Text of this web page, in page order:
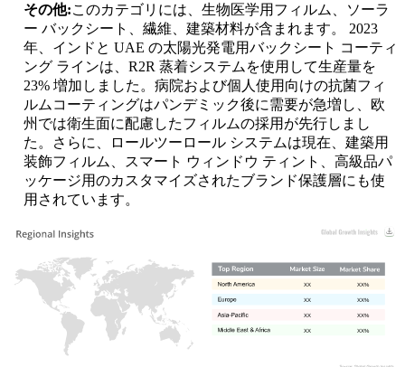
その他:このカテゴリには、生物医学用フィルム、ソーラ
ー バックシート、繊維、建築材料が含まれます。 2023
年、インドと UAE の太陽光発電用バックシート コーティ
ング ラインは、R2R 蒸着システムを使用して生産量を
23% 増加しました。病院および個人使用向けの抗菌フィ
ルムコーティングはパンデミック後に需要が急増し、欧
州では衛生面に配慮したフィルムの採用が先行しまし
た。さらに、ロールツーロール システムは現在、建築用
装飾フィルム、スマート ウィンドウ ティント、高級品パ
ッケージ用のカスタマイズされたブランド保護層にも使
用されています。
XX%
XX
XX%
XX
XX%
XX
XX%
XX